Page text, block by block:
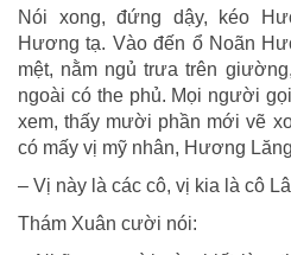
Nói xong, đứng dậy, kéo
Hương tạ. Vào đến ổ Noãn
mệt, nằm ngủ trưa trên
ngoài có the phủ. Mọi người
xem, thấy mười phần mới vẽ
có mấy vị mỹ nhân, Hương
– Vị này là các cô, vị kia là cô
Thám Xuân cười nói: